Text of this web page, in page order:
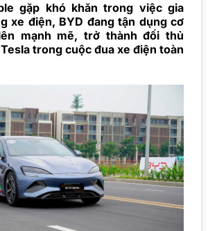
gặp khó khăn trong việc gia
xe điện, BYD đang tận dụng cơ
mạnh mẽ, trở thành đối thủ
trong cuộc đua xe điện toàn